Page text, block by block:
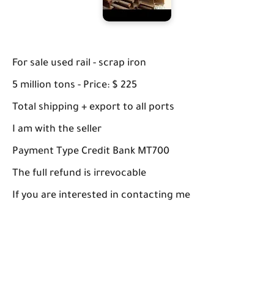
For sale used rail - scrap iron
5 million tons - Price: $ 225
Total shipping + export to all ports
I am with the seller
Payment Type Credit Bank MT700
The full refund is irrevocable
If you are interested in contacting me